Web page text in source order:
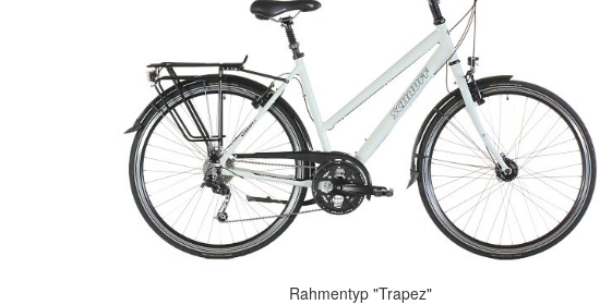
Rahmentyp "Trapez"